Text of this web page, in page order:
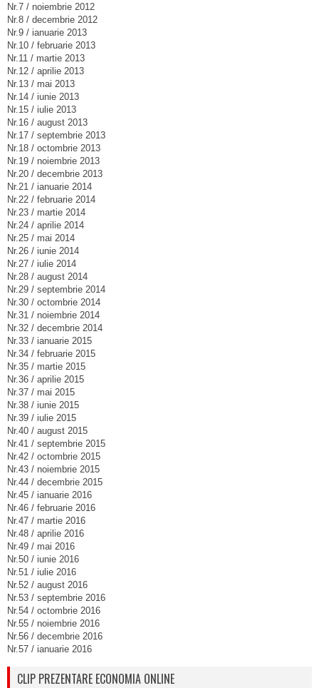
Nr.7 / noiembrie 2012
Nr.8 / decembrie 2012
Nr.9 / ianuarie 2013
Nr.10 / februarie 2013
Nr.11 / martie 2013
Nr.12 / aprilie 2013
Nr.13 / mai 2013
Nr.14 / iunie 2013
Nr.15 / iulie 2013
Nr.16 / august 2013
Nr.17 / septembrie 2013
Nr.18 / octombrie 2013
Nr.19 / noiembrie 2013
Nr.20 / decembrie 2013
Nr.21 / ianuarie 2014
Nr.22 / februarie 2014
Nr.23 / martie 2014
Nr.24 / aprilie 2014
Nr.25 / mai 2014
Nr.26 / iunie 2014
Nr.27 / iulie 2014
Nr.28 / august 2014
Nr.29 / septembrie 2014
Nr.30 / octombrie 2014
Nr.31 / noiembrie 2014
Nr.32 / decembrie 2014
Nr.33 / ianuarie 2015
Nr.34 / februarie 2015
Nr.35 / martie 2015
Nr.36 / aprilie 2015
Nr.37 / mai 2015
Nr.38 / iunie 2015
Nr.39 / iulie 2015
Nr.40 / august 2015
Nr.41 / septembrie 2015
Nr.42 / octombrie 2015
Nr.43 / noiembrie 2015
Nr.44 / decembrie 2015
Nr.45 / ianuarie 2016
Nr.46 / februarie 2016
Nr.47 / martie 2016
Nr.48 / aprilie 2016
Nr.49 / mai 2016
Nr.50 / iunie 2016
Nr.51 / iulie 2016
Nr.52 / august 2016
Nr.53 / septembrie 2016
Nr.54 / octombrie 2016
Nr.55 / noiembrie 2016
Nr.56 / decembrie 2016
Nr.57 / ianuarie 2016
CLIP PREZENTARE ECONOMIA ONLINE